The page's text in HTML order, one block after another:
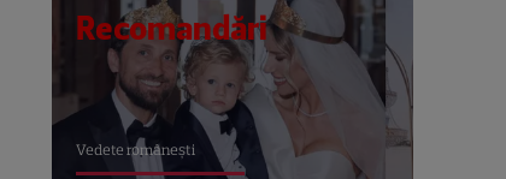
Recomandări
Vedete româneşti